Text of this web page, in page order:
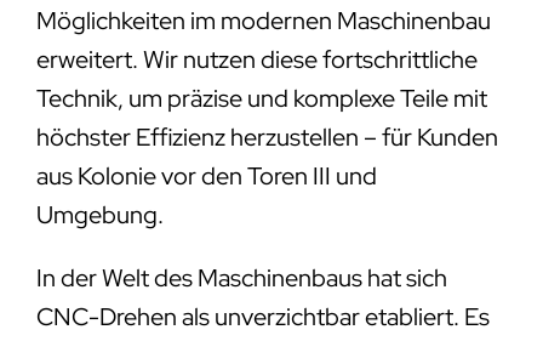
Möglichkeiten im modernen Maschinenbau
erweitert. Wir nutzen diese fortschrittliche
Technik, um präzise und komplexe Teile mit
höchster Effizienz herzustellen – für Kunden
aus Kolonie vor den Toren III und
Umgebung.
In der Welt des Maschinenbaus hat sich
CNC-Drehen als unverzichtbar etabliert. Es